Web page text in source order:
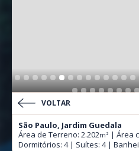
VOLTAR
São Paulo, Jardim Guedala
Área de Terreno: 2.202m² | Área
Dormitórios: 4 | Suítes: 4 |